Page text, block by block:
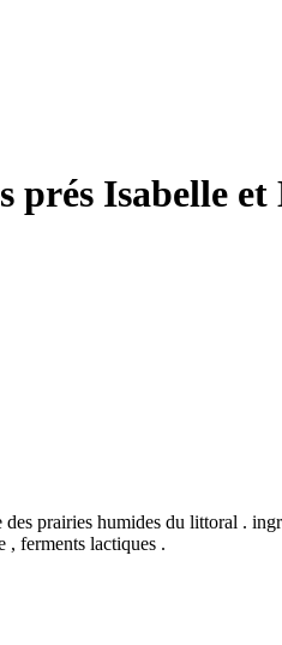
prés Isabelle
prairies humides du littoral .
, ferments lactiques .